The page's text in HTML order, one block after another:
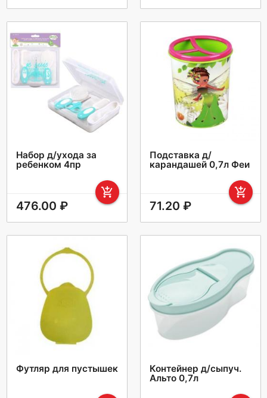
Набор д/ухода за
ребенком 4пр
add_shopping_cart
476.00 ₽
Подставка д/
карандашей 0,7л Феи
add_shopping_cart
71.20 ₽
Футляр для пустышек
Контейнер д/сыпуч.
Альто 0,7л